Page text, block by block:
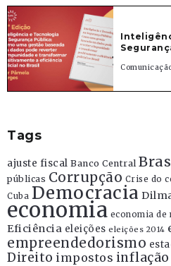
Tags
ajuste fiscal Banco Central
públicas Corrupção Crise do
Cuba Democracia
economia economia de
Eficiência eleições eleições 2014
empreendedorismo
Direito impostos inflação